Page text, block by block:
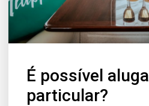
É possível
particular?